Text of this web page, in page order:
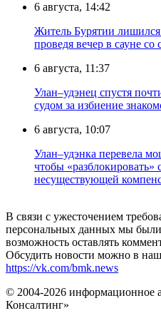
6 августа, 14:42
Житель Бурятии
проведя вечер в сауне
6 августа, 11:37
Улан–удэнец спустя
судом за избиение
6 августа, 10:07
Улан–удэнка перевела
чтобы «разблокировать»
несуществующей
В связи с ужесточением
персональных данных мы
возможность оставлять
Обсудить новости можно в
https://vk.com/bmk.news
© 2004-2026 информационное
Консалтинг»